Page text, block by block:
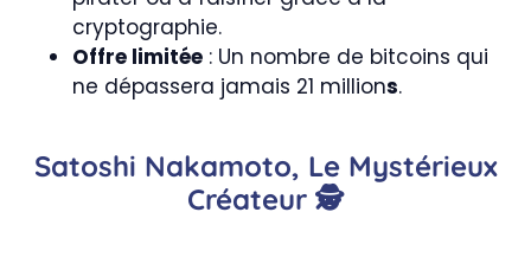
cryptographie.
Offre limitée : Un nombre de bitcoins qui
ne dépassera jamais 21 millions.
Satoshi Nakamoto, Le Mystérieux
Créateur 🕵️